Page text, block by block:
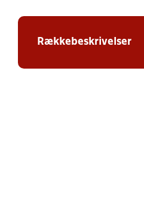
Rækkebeskrivelser